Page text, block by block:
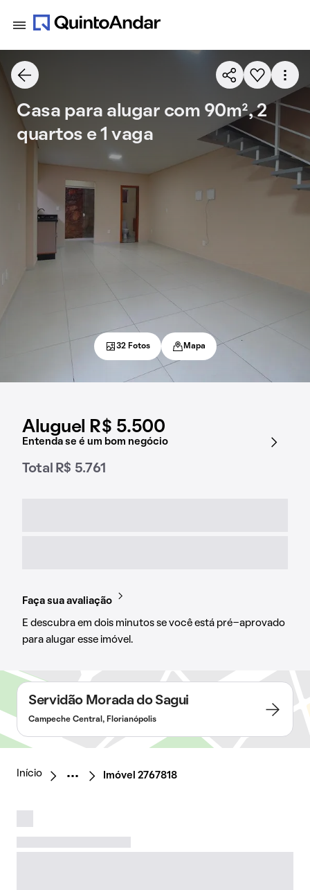
Aluguel R$ 5.500
Entenda se é um bom negócio
Total R$ 5.761
Faça sua avaliação
E descubra em dois minutos se você está pré-aprovado
para alugar esse imóvel.
Casa para alugar com 90m², 2
quartos e 1 vaga
32 Fotos Mapa
Servidão Morada do Sagui
Campeche Central, Florianópolis
Início Imóvel 2767818